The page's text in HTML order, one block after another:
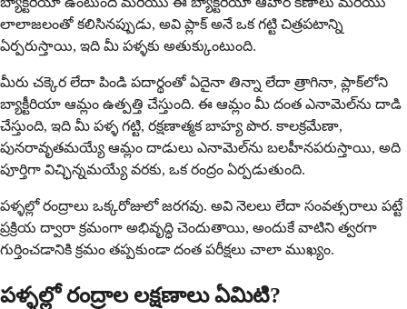
లాలాజలంతో కలిసినప్పుడు, అవి ప్లాక్ అనే ఒక గట్టి చిత్రపటాన్ని
ఏర్పరుస్తాయి, ఇది మీ పళ్ళకు అతుక్కుంటుంది.
మీరు చక్కెర లేదా పిండి పదార్థంతో ఏదైనా తిన్నా లేదా త్రాగినా, ప్లాక్‌లోని
బ్యాక్టీరియా ఆమ్లం ఉత్పత్తి చేస్తుంది. ఈ ఆమ్లం మీ దంత ఎనామెల్‌ను దాడి
చేస్తుంది, ఇది మీ పళ్ళ గట్టి, రక్షణాత్మక బాహ్య పొర. కాలక్రమేణా,
పునరావృతమయ్యే ఆమ్లం దాడులు ఎనామెల్‌ను బలహీనపరుస్తాయి, అది
పూర్తిగా విచ్ఛిన్నమయ్యే వరకు, ఒక రంద్రం ఏర్పడుతుంది.
పళ్ళల్లో రంద్రాలు ఒక్కరోజులో జరగవు. అవి నెలలు లేదా సంవత్సరాలు పట్టే
ప్రక్రియ ద్వారా క్రమంగా అభివృద్ధి చెందుతాయి, అందుకే వాటిని త్వరగా
గుర్తించడానికి క్రమం తప్పకుండా దంత పరీక్షలు చాలా ముఖ్యం.
పళ్ళల్లో రంద్రాల లక్షణాలు ఏమిటి?